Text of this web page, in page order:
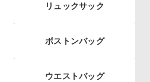
リュックサック
ボストンバッグ
ウエストバッグ